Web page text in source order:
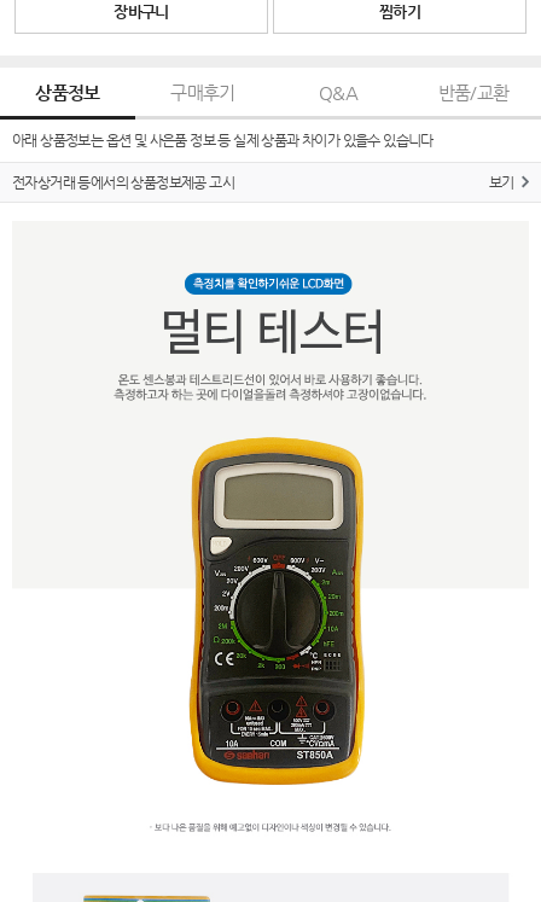
장바구니 찜하기
상품정보 구매후기 Q&A 반품/교환
아래 상품정보는 옵션 및 사은품 정보 등 실제 상품과 차이가 있을수 있습니다
전자상거래 등에서의 상품정보제공 고시 보기